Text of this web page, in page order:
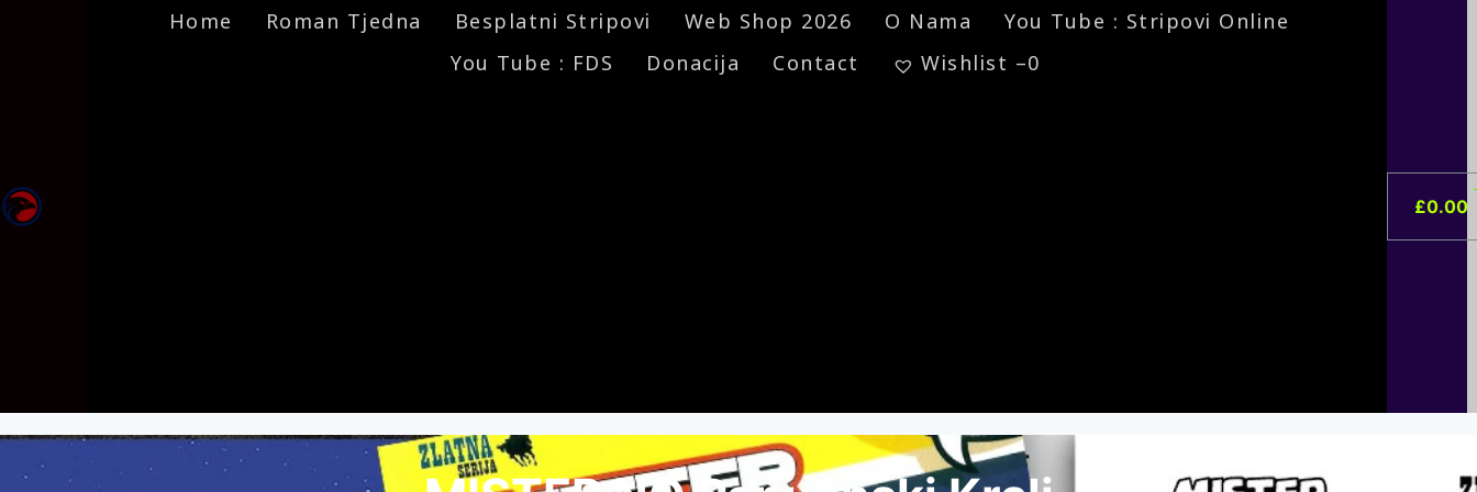
Home Roman Tjedna Besplatni Stripovi Web Shop 2026 O Nama
You Tube : Stripovi Online
You Tube : FDS
Donacija Contact Wishlist –0
£0.00